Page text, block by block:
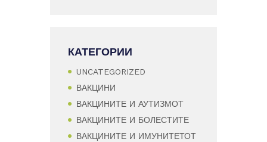
КАТЕГОРИИ
UNCATEGORIZED
ВАКЦИНИ
ВАКЦИНИТЕ И АУТИЗМОТ
ВАКЦИНИТЕ И БОЛЕСТИТЕ
ВАКЦИНИТЕ И ИМУНИТЕТОТ